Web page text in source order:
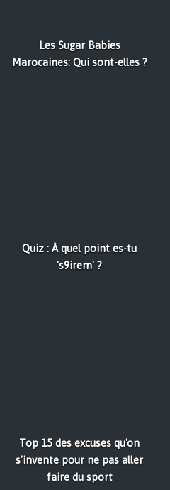
Les Sugar Babies
Marocaines: Qui sont-elles ?
Quiz : À quel point es-tu
's9irem' ?
Top 15 des excuses qu'on
s'invente pour ne pas aller
faire du sport